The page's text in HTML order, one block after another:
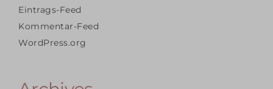
Eintrags-Feed
Kommentar-Feed
WordPress.org